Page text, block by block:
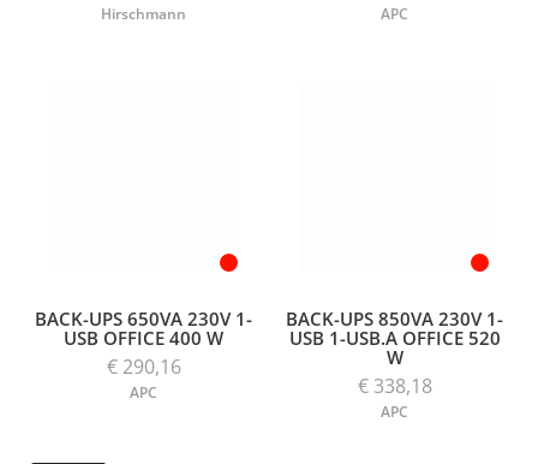
Hirschmann APC
BACK-UPS 650VA 230V 1-
USB OFFICE 400 W
€ 290,16
APC
BACK-UPS 850VA 230V 1-
USB 1-USB.A OFFICE 520
W
€ 338,18
APC